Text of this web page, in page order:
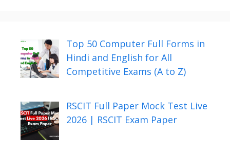
Top 50 Computer Full Forms in
Hindi and English for All
Competitive Exams (A to Z)
RSCIT Full Paper Mock Test Live
2026 | RSCIT Exam Paper